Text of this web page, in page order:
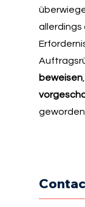
allerdings
beweisen